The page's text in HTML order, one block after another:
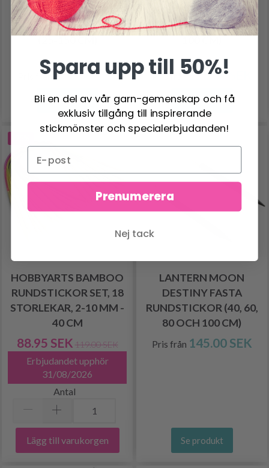
KNITPRO SYMFONIE 2
FASTA RUNDSTICKOR
Pris från 103.00 SEK
Se produkt
LYKKE RUNDSTICKOR
BLUSH (40, 60, 80 OCH
Pris från121.00 SEK
Se produkt
HOBBYARTS BAMBOO
RUNDSTICKOR SET, 18
STORLEKAR, 2-10 MM -
40 CM
88.95 SEK 119.00 SEK
Erbjudandet upphör
31/08/2026
Antal
Lägg till varukorgen
LANTERN MOON
DESTINY FASTA
RUNDSTICKOR (40, 60,
80 OCH 100 CM)
Pris från 145.00 SEK
Se produkt
Spara upp till 50%!
Bli en del av vår garn-gemenskap och få
exklusiv tillgång till inspirerande
stickmönster och specialerbjudanden!
Prenumerera
Nej tack